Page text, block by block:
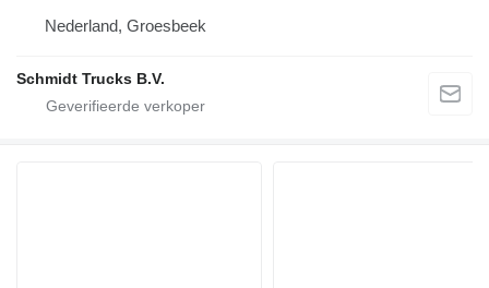
Nederland, Groesbeek
Schmidt Trucks B.V.